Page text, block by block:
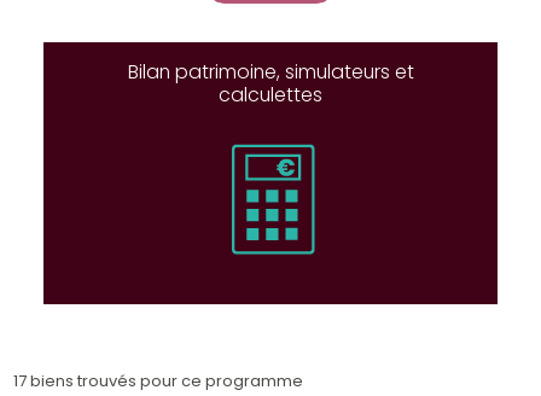
Bilan patrimoine, simulateurs et
calculettes
17 biens trouvés pour ce programme